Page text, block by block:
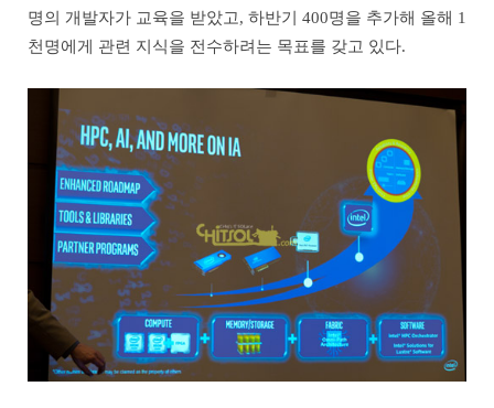
명의 개발자가 교육을 받았고, 하반기 400명을 추가해 올해 1
천명에게 관련 지식을 전수하려는 목표를 갖고 있다.